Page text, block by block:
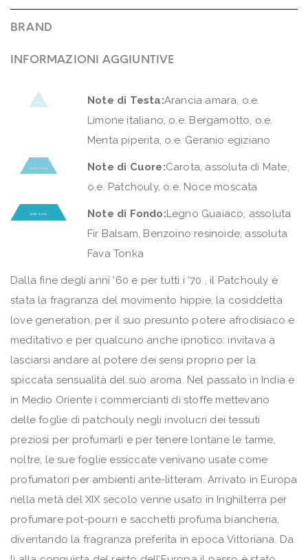
BRAND
INFORMAZIONI AGGIUNTIVE
Note di Testa:Arancia amara, o.e.
Limone italiano, o.e. Bergamotto, o.e.
Menta piperita, o.e. Geranio egiziano
Note di Cuore:Carota, assoluta di Mate,
o.e. Patchouly, o.e. Noce moscata
Note di Fondo:Legno Guaiaco, assoluta
Fir Balsam, Benzoino resinoide, assoluta
Fava Tonka
Dalla fine degli anni ’60 e per tutti i ’70 , il Patchouly è
stata la fragranza del movimento hippie, la cosiddetta
love generation, per il suo presunto potere afrodisiaco e
meditativo e per qualcuno anche ipnotico: invitava a
lasciarsi andare al potere dei sensi proprio per la
spiccata sensualità del suo aroma. Nel passato in India e
in Medio Oriente i commercianti di stoffe mettevano
delle foglie di patchouly negli involucri dei tessuti
preziosi per profumarli e per tenere lontane le tarme,
noltre, le sue foglie essiccate venivano usate come
profumatori per ambienti ante-litteram. Arrivato in Europa
nella metà del XIX secolo venne usato in Inghilterra per
profumare pot-pourri e sacchetti profuma biancheria,
diventando la fragranza preferita in epoca Vittoriana. Da